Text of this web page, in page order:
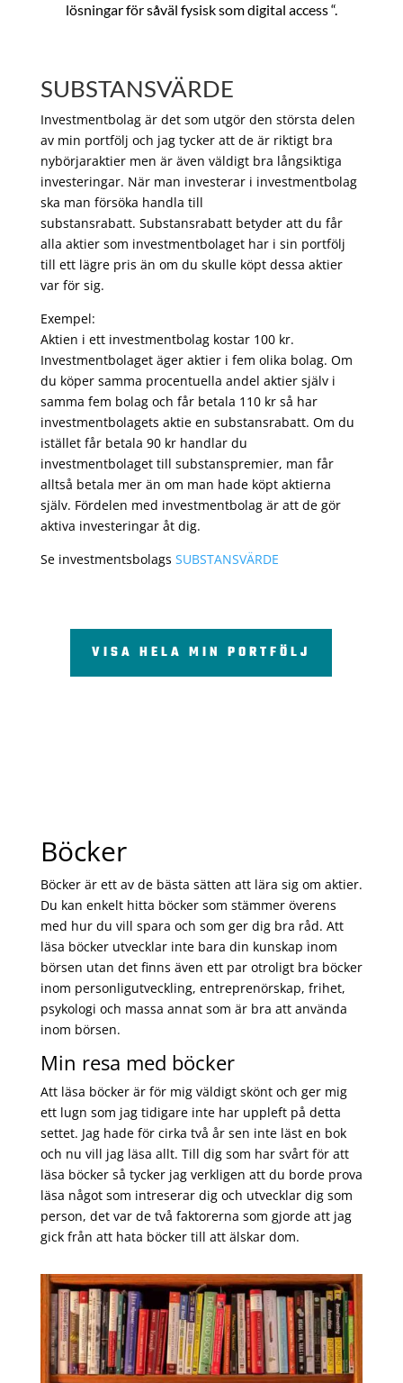
lösningar för såväl fysisk som digital access “.
SUBSTANSVÄRDE
Investmentbolag är det som utgör den största delen
av min portfölj och jag tycker att de är riktigt bra
nybörjaraktier men är även väldigt bra långsiktiga
investeringar. När man investerar i investmentbolag
ska man försöka handla till
substansrabatt. Substansrabatt betyder att du får
alla aktier som investmentbolaget har i sin portfölj
till ett lägre pris än om du skulle köpt dessa aktier
var för sig.
Exempel:
Aktien i ett investmentbolag kostar 100 kr.
Investmentbolaget äger aktier i fem olika bolag. Om
du köper samma procentuella andel aktier själv i
samma fem bolag och får betala 110 kr så har
investmentbolagets aktie en substansrabatt. Om du
istället får betala 90 kr handlar du
investmentbolaget till substanspremier, man får
alltså betala mer än om man hade köpt aktierna
själv. Fördelen med investmentbolag är att de gör
aktiva investeringar åt dig.
Se investmentsbolags SUBSTANSVÄRDE
VISA HELA MIN PORTFÖLJ
Böcker
Böcker är ett av de bästa sätten att lära sig om aktier.
Du kan enkelt hitta böcker som stämmer överens
med hur du vill spara och som ger dig bra råd. Att
läsa böcker utvecklar inte bara din kunskap inom
börsen utan det finns även ett par otroligt bra böcker
inom personligutveckling, entreprenörskap, frihet,
psykologi och massa annat som är bra att använda
inom börsen.
Min resa med böcker
Att läsa böcker är för mig väldigt skönt och ger mig
ett lugn som jag tidigare inte har uppleft på detta
settet. Jag hade för cirka två år sen inte läst en bok
och nu vill jag läsa allt. Till dig som har svårt för att
läsa böcker så tycker jag verkligen att du borde prova
läsa något som intreserar dig och utvecklar dig som
person, det var de två faktorerna som gjorde att jag
gick från att hata böcker till att älskar dom.